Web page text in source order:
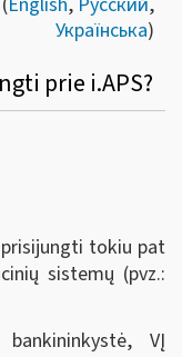
Українська)
prie i.APS?
tokiu pat
sistemų (pvz.:
VĮ